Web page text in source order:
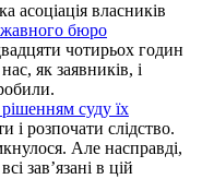
асоціація власників
бюро
чотирьох годин
як заявників, і
суду їх
і розпочати слідство.
Але насправді,
зав’язані в цій